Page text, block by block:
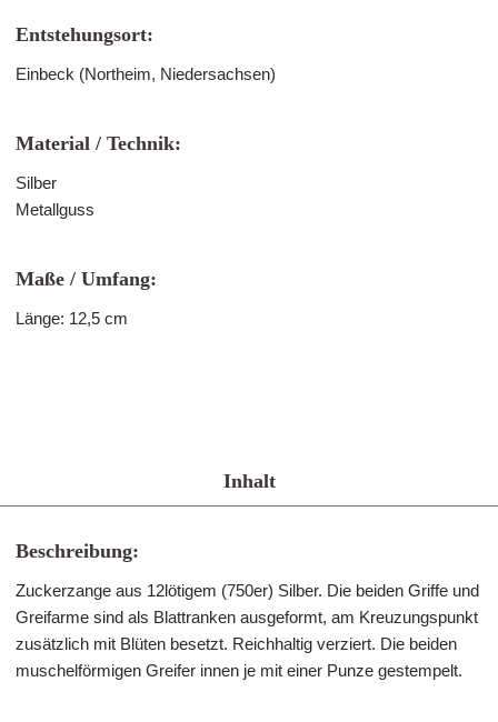
Entstehungsort:
Einbeck (Northeim, Niedersachsen)
Material / Technik:
Silber
Metallguss
Maße / Umfang:
Länge: 12,5 cm
Inhalt
Beschreibung:
Zuckerzange aus 12lötigem (750er) Silber. Die beiden Griffe und
Greifarme sind als Blattranken ausgeformt, am Kreuzungspunkt
zusätzlich mit Blüten besetzt. Reichhaltig verziert. Die beiden
muschelförmigen Greifer innen je mit einer Punze gestempelt.